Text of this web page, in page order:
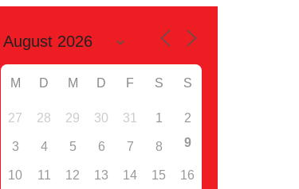
M D M D F S S
27 28 29 30 31 1 2
3 4 5 6 7 8 9
10 11 12 13 14 15 16